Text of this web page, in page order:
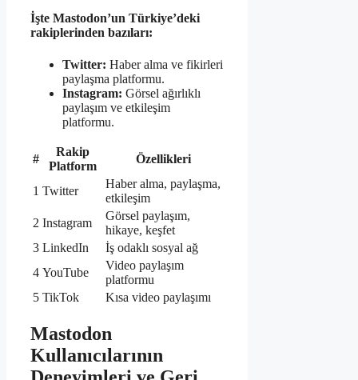
İşte Mastodon’un Türkiye’deki
rakiplerinden bazıları:
Twitter: Haber alma ve fikirleri
paylaşma platformu.
Instagram: Görsel ağırlıklı
paylaşım ve etkileşim
platformu.
#
Rakip
Platform
Özellikleri
1 Twitter
Haber alma, paylaşma,
etkileşim
2 Instagram
Görsel paylaşım,
hikaye, keşfet
3 LinkedIn
İş odaklı sosyal ağ
4 YouTube
Video paylaşım
platformu
5 TikTok Kısa video paylaşımı
Mastodon
Kullanıcılarının